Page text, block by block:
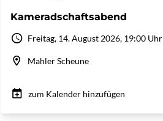
Kameradschaftsabend
Freitag, 14. August 2026, 19:00 Uhr
Mahler Scheune
zum Kalender hinzufügen